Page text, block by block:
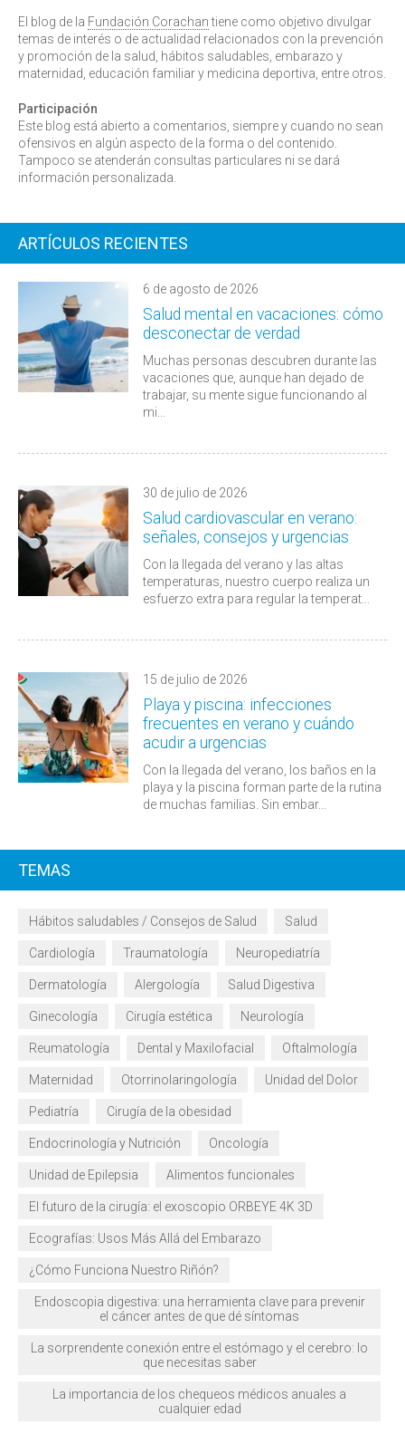
El blog de la Fundación Corachantiene como objetivo divulgar
temas de interés o de actualidad relacionados con la prevención
y promoción de la salud, hábitos saludables, embarazo y
maternidad, educación familiar y medicina deportiva, entre otros.
Participación
Este blog está abierto a comentarios, siempre y cuando no sean
ofensivos en algún aspecto de la forma o del contenido.
Tampoco se atenderán consultas particulares ni se dará
información personalizada.
ARTÍCULOS RECIENTES
6 de agosto de 2026
Salud mental en vacaciones: cómo
desconectar de verdad
Muchas personas descubren durante las
vacaciones que, aunque han dejado de
trabajar, su mente sigue funcionando al
mi...
30 de julio de 2026
Salud cardiovascular en verano:
señales, consejos y urgencias
Con la llegada del verano y las altas
temperaturas, nuestro cuerpo realiza un
esfuerzo extra para regular la temperat...
15 de julio de 2026
Playa y piscina: infecciones
frecuentes en verano y cuándo
acudir a urgencias
Con la llegada del verano, los baños en la
playa y la piscina forman parte de la rutina
de muchas familias. Sin embar...
TEMAS
Hábitos saludables / Consejos de Salud Salud
Cardiología Traumatología Neuropediatría
Dermatología Alergología Salud Digestiva
Ginecología Cirugía estética Neurología
Reumatología Dental y Maxilofacial Oftalmología
Maternidad Otorrinolaringología Unidad del Dolor
Pediatría Cirugía de la obesidad
Endocrinología y Nutrición Oncología
Unidad de Epilepsia Alimentos funcionales
El futuro de la cirugía: el exoscopio ORBEYE 4K 3D
Ecografías: Usos Más Allá del Embarazo
¿Cómo Funciona Nuestro Riñón?
Endoscopia digestiva: una herramienta clave para prevenir
el cáncer antes de que dé síntomas
La sorprendente conexión entre el estómago y el cerebro: lo
que necesitas saber
La importancia de los chequeos médicos anuales a
cualquier edad